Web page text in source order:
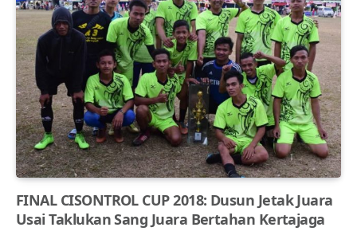
FINAL CISONTROL CUP 2018: Dusun Jetak Juara
Usai Taklukan Sang Juara Bertahan Kertajaga